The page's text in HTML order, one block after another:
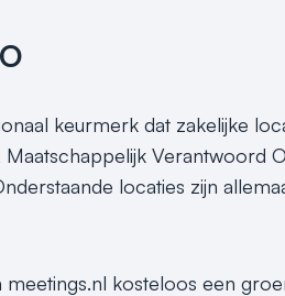
keurmerk dat zakelijke
Maatschappelijk
locaties zijn
kosteloos een